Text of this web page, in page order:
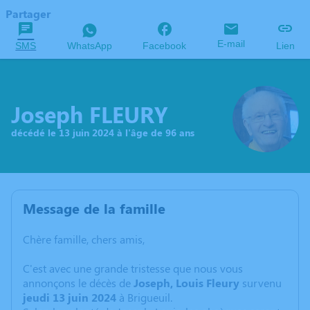
Partager
SMS WhatsApp Facebook E-mail Lien
Joseph FLEURY
décédé le 13 juin 2024 à l'âge de 96 ans
Message de la famille
Chère famille, chers amis,
C'est avec une grande tristesse que nous vous
annonçons le décès deJoseph, Louis Fleury survenu
jeudi 13 juin 2024 à Brigueuil.